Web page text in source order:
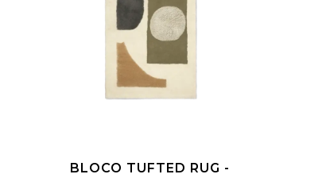
BLOCO TUFTED RUG -